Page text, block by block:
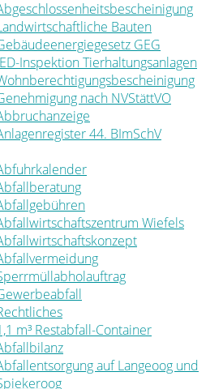
Bauten
GEG
Inspektion Tierhaltungsanlagen
nach NVStättVO
44. BImSchV
Wiefels
m³ Restabfall-Container
auf Langeoog und